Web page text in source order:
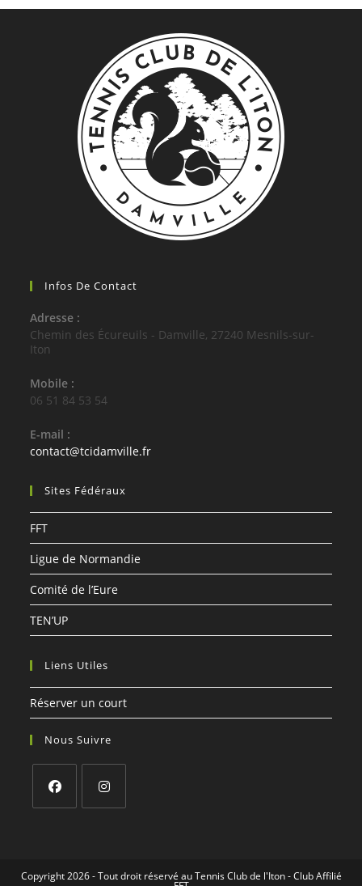
Infos De Contact
Adresse :
Chemin des Écureuils - Damville, 27240 Mesnils-sur-
Iton
Mobile :
06 51 84 53 54
E-mail :
contact@tcidamville.frS’ouvre
Sites Fédéraux
FFT
Ligue de Normandie
Comité de l’Eure
TEN’UP
Liens Utiles
Réserver un court
Nous Suivre
nouvel
nouvel
Copyright 2026 - Tout droit réservé au Tennis Club de l'Iton - Club Affilié